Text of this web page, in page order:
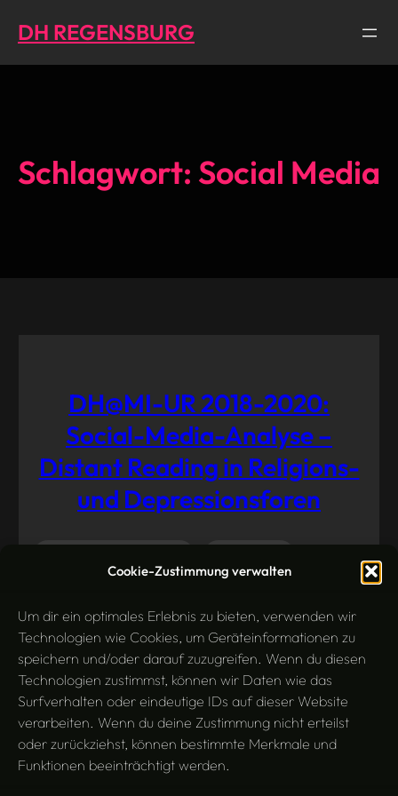
Cookie-Zustimmung verwalten
Um dir ein optimales Erlebnis zu bieten, verwenden wir
Technologien wie Cookies, um Geräteinformationen zu
speichern und/oder darauf zuzugreifen. Wenn du diesen
Technologien zustimmst, können wir Daten wie das
Surfverhalten oder eindeutige IDs auf dieser Website
verarbeiten. Wenn du deine Zustimmung nicht erteilst
oder zurückziehst, können bestimmte Merkmale und
Funktionen beeinträchtigt werden.
zum
Inhalt
DH REGENSBURG
Schlagwort: Social Media
DH@MI-UR 2018-2020:
Social-Media-Analyse –
Distant Reading in Religions-
und Depressionsforen
Oktober